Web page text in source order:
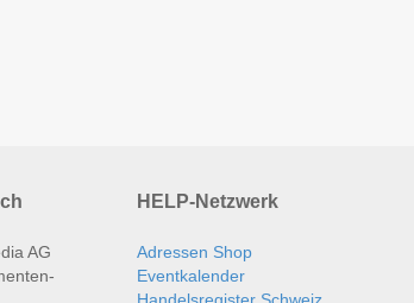
AG
HELP-Netzwerk
Adressen Shop
Eventkalender